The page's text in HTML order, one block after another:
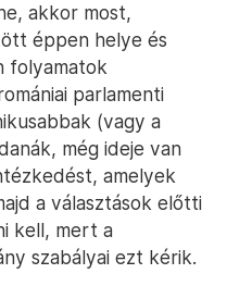
akkor most,
éppen helye és
folyamatok
parlamenti
(vagy a
még ideje van
amelyek
a választások előtti
kell, mert a
szabályai ezt kérik.